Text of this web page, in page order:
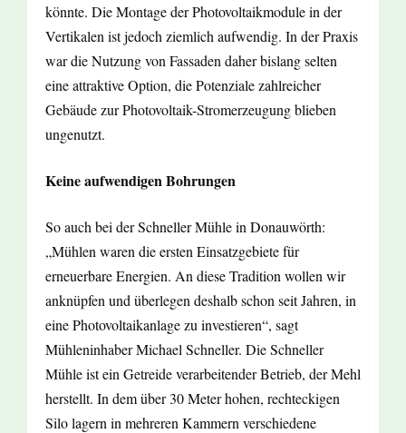
könnte. Die Montage der Photovoltaikmodule in der
Vertikalen ist jedoch ziemlich aufwendig. In der Praxis
war die Nutzung von Fassaden daher bislang selten
eine attraktive Option, die Potenziale zahlreicher
Gebäude zur Photovoltaik-Stromerzeugung blieben
ungenutzt.
Keine aufwendigen Bohrungen
So auch bei der Schneller Mühle in Donauwörth:
„Mühlen waren die ersten Einsatzgebiete für
erneuerbare Energien. An diese Tradition wollen wir
anknüpfen und überlegen deshalb schon seit Jahren, in
eine Photovoltaikanlage zu investieren“, sagt
Mühleninhaber Michael Schneller. Die Schneller
Mühle ist ein Getreide verarbeitender Betrieb, der Mehl
herstellt. In dem über 30 Meter hohen, rechteckigen
Silo lagern in mehreren Kammern verschiedene